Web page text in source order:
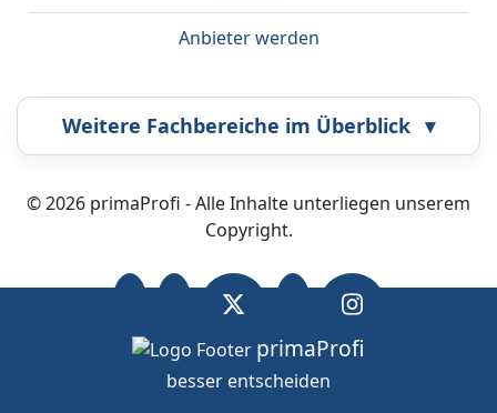
Wir nutzen Cookies. Datenschutz
Anbieter werden
Weitere Fachbereiche im Überblick ▾
Airbrush Bestatter
Energieberatung
© 2026 primaProfi - Alle Inhalte unterliegen unserem
Copyright.
primaProfi
besser entscheiden